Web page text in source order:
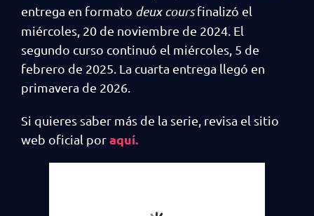
entrega en formato deux coursfinalizó el
miércoles, 20 de noviembre de 2024. El
segundo curso continuó el miércoles, 5 de
febrero de 2025. La cuarta entrega llegó en
primavera de 2026.
Si quieres saber más de la serie, revisa el sitio
web oficial poraquí.